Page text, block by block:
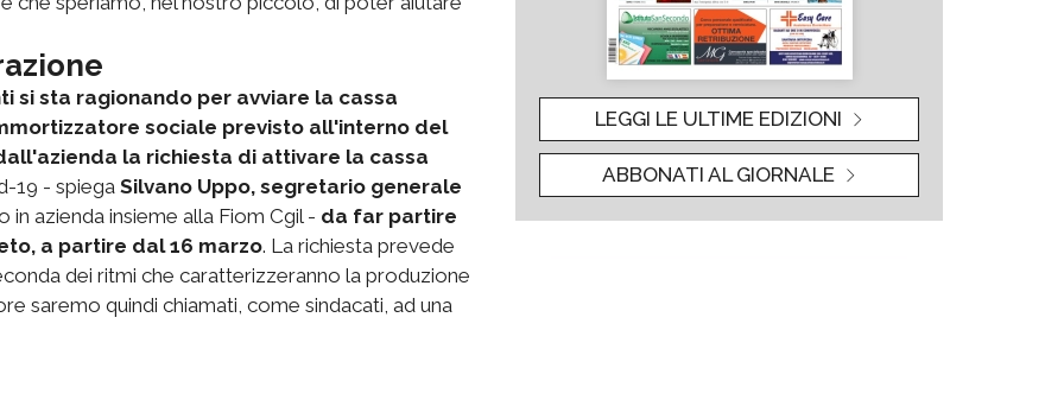
si sta ragionando per avviare la cassa
sociale previsto all'interno del
la richiesta di attivare la cassa
19 - spiega Silvano Uppo, segretario generale
azienda insieme alla Fiom Cgil - da far partire
a partire dal 16 marzo. La richiesta prevede
dei ritmi che caratterizzeranno la produzione
saremo quindi chiamati, come sindacati, ad una
LEGGI LE ULTIME EDIZIONI
ABBONATI AL GIORNALE